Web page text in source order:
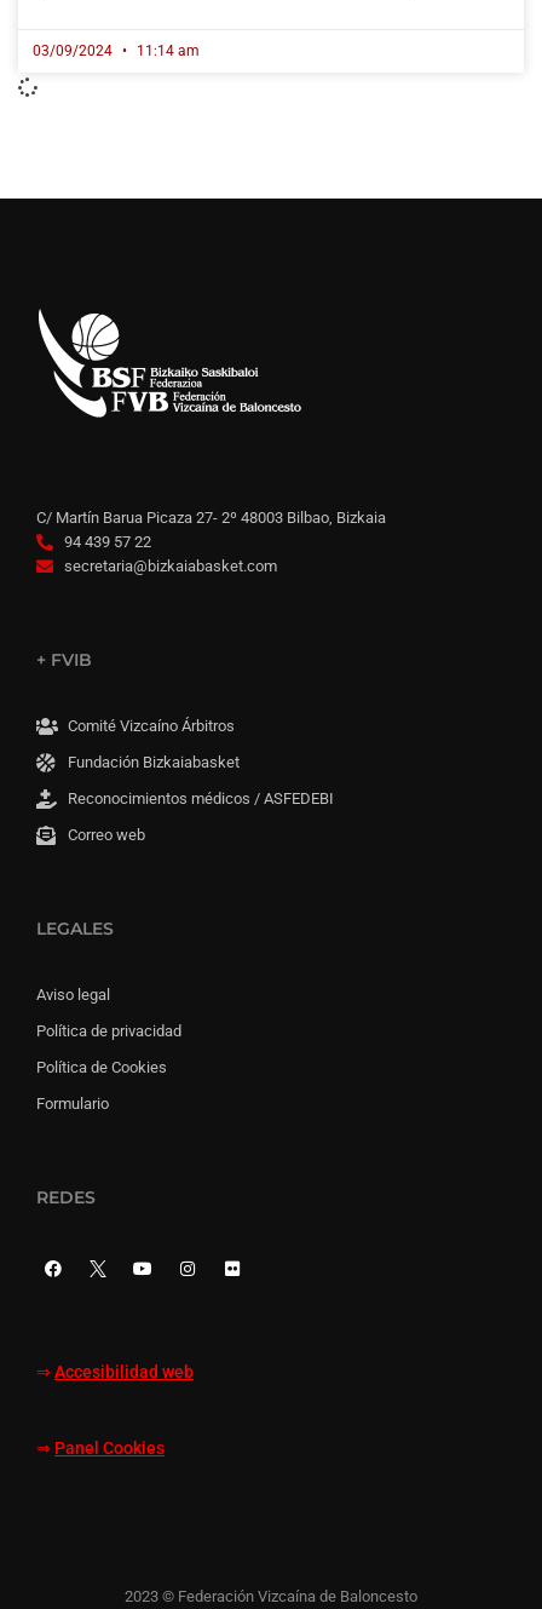
03/09/2024 11:14 am
C/ Martín Barua Picaza 27- 2º 48003 Bilbao, Bizkaia
94 439 57 22
secretaria@bizkaiabasket.com
+ FVIB
Comité Vizcaíno Árbitros
Fundación Bizkaiabasket
Reconocimientos médicos / ASFEDEBI
Correo web
LEGALES
Aviso legal
Política de privacidad
Política de Cookies
Formulario
REDES
⇒ Accesibilidad web
⇒ Panel Cookies
2023 © Federación Vizcaína de Baloncesto